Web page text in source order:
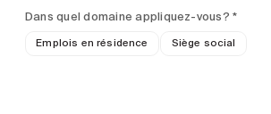
Dans quel domaine appliquez-vous? *
Emplois en résidence Siège social